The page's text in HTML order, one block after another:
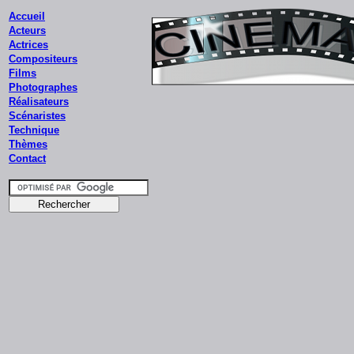
Accueil
Acteurs
Actrices
Compositeurs
Films
Photographes
Réalisateurs
Scénaristes
Technique
Thèmes
Contact